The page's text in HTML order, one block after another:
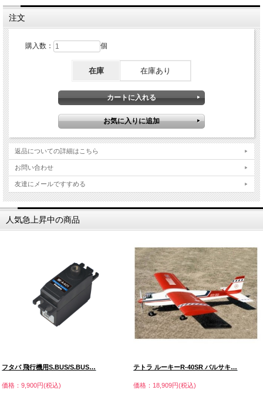
注文
購入数： 個
在庫 在庫あり
返品についての詳細はこちら
お問い合わせ
友達にメールですすめる
人気急上昇中の商品
フタバ 飛行機用S.BUS/S.BUS…
価格：9,900円(税込)
テトラ ルーキーR-40SR バルサキ…
価格：18,909円(税込)